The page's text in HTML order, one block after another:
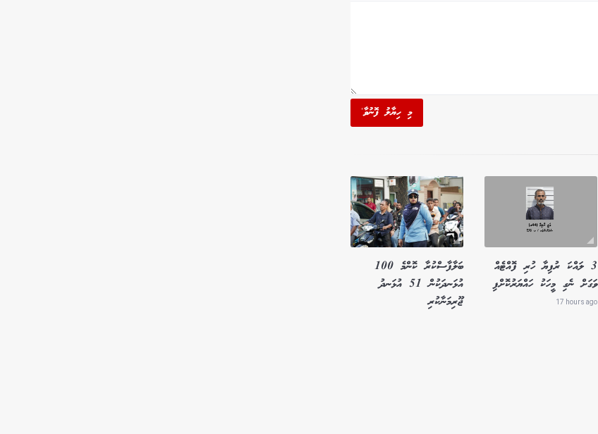
މި ހިޔާލު ފޮނުވާ'
3 ލައްކަ ރުފިޔާ ހުރި ފޮއްޓެއް
ވަގަށް ނެގި މީހަކު ހައްޔަރުކޮށްފި
17 hours ago
ބަލާފާސްކުރާ ކޮންމެ 100
އުޅަނދަކުން 51 އުޅަނދު
ޖޫރިމަނާކުރި